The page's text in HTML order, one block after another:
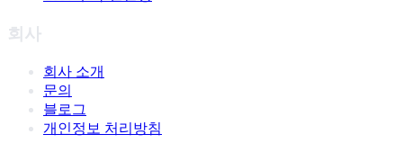
회사
회사 소개
문의
블로그
개인정보 처리방침